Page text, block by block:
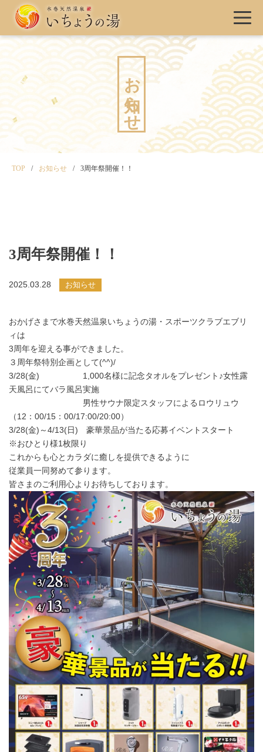
お知らせ
TOP お知らせ 3周年祭開催！！
3周年祭開催！！
2025.03.28 お知らせ
おかげさまで水巻天然温泉いちょうの湯・スポーツクラブエブリ
ィは
3周年を迎える事ができました。
３周年祭特別企画として(^^)/
3/28(金) 1,000名様に記念タオルをプレゼント♪女性露
天風呂にてバラ風呂実施
男性サウナ限定スタッフによるロウリュウ
（12：00/15：00/17:00/20:00）
3/28(金)～4/13(日) 豪華景品が当たる応募イベントスタート
※おひとり様1枚限り
これからも心とカラダに癒しを提供できるように
従業員一同努めて参ります。
皆さまのご利用心よりお待ちしております。